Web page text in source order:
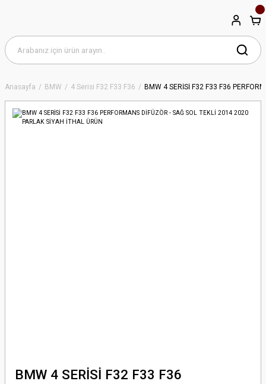
Anasayfa BMW 4 Serisi F32 F33 F36 BMW 4 SERİSİ F32 F33 F36
BMW 4 SERİSİ F32 F33 F36